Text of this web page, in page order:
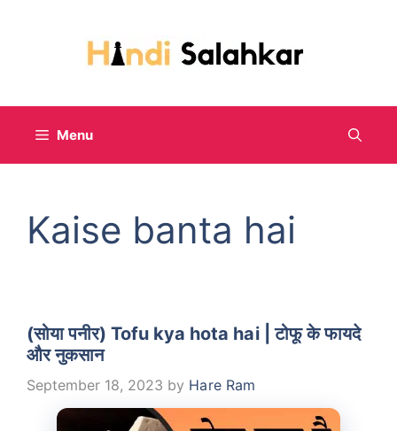
Menu
Kaise banta hai
(सोया पनीर) Tofu kya hota hai | टोफू के फायदे
और नुकसान
September 18, 2023 by Hare Ram